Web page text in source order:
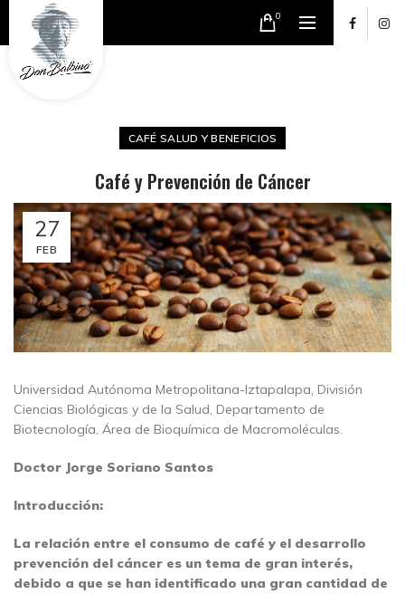
0
CAFÉ SALUD Y BENEFICIOS
Café y Prevención de Cáncer
27
FEB
Universidad Autónoma Metropolitana-Iztapalapa, División
Ciencias Biológicas y de la Salud, Departamento de
Biotecnología, Área de Bioquímica de Macromoléculas.
Doctor Jorge Soriano Santos
Introducción:
La relación entre el consumo de café y el desarrollo
prevención del cáncer es un tema de gran interés,
debido a que se han identificado una gran cantidad de